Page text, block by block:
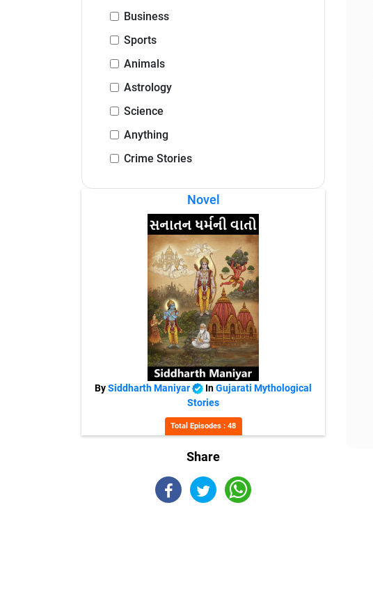
Business
Sports
Animals
Astrology
Science
Anything
Crime Stories
Novel
BySiddharth Maniyar InGujarati Mythological
Stories
Total Episodes : 48
Share